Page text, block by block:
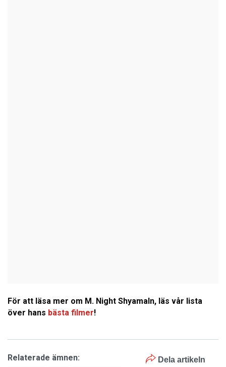
För att läsa mer om M. Night Shyamaln, läs vår lista
över hans bästa filmer!
Dela artikeln
Relaterade ämnen: